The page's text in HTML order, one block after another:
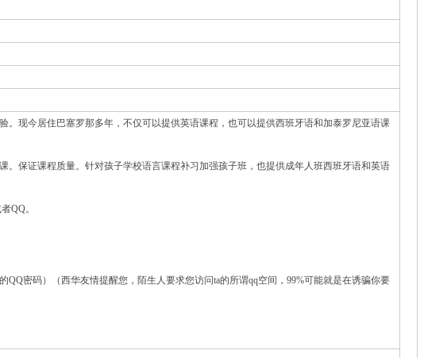
现今居住巴塞罗那多年，不仅可以提供英语课程，也可以提供西班牙语和加泰罗尼亚语课
保证课程质量。针对孩子学校语言课程补习加强孩子班，也提供成年人班西班牙语和英语
QQ。
密码）（西华友情提醒您，陌生人要求您访问ta的所谓qq空间，99%可能就是在诱骗你要